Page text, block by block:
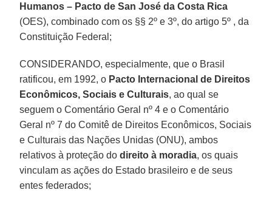
Humanos – Pacto de San José da Costa Rica
(OES), combinado com os §§ 2º e 3º, do artigo 5º , da
Constituição Federal;
CONSIDERANDO, especialmente, que o Brasil
ratificou, em 1992, o Pacto Internacional de Direitos
Econômicos, Sociais e Culturais, ao qual se
seguem o Comentário Geral nº 4 e o Comentário
Geral nº 7 do Comitê de Direitos Econômicos, Sociais
e Culturais das Nações Unidas (ONU), ambos
relativos à proteção do direito à moradia, os quais
vinculam as ações do Estado brasileiro e de seus
entes federados;